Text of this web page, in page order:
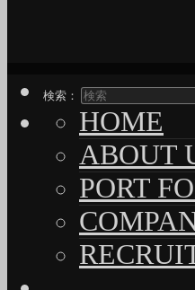
検索：
HOME
ABOUT
PORT